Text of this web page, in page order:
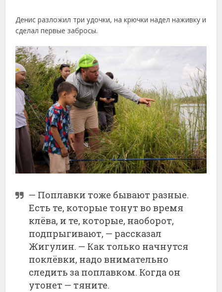
Денис разложил три удочки, на крючки надел наживку и
сделал первые забросы.
— Поплавки тоже бывают разные.
Есть те, которые тонут во время
клёва, и те, которые, наоборот,
подпрыгивают, — рассказал
Жигулин. — Как только начнутся
поклёвки, надо внимательно
следить за поплавком. Когда он
утонет — тяните.